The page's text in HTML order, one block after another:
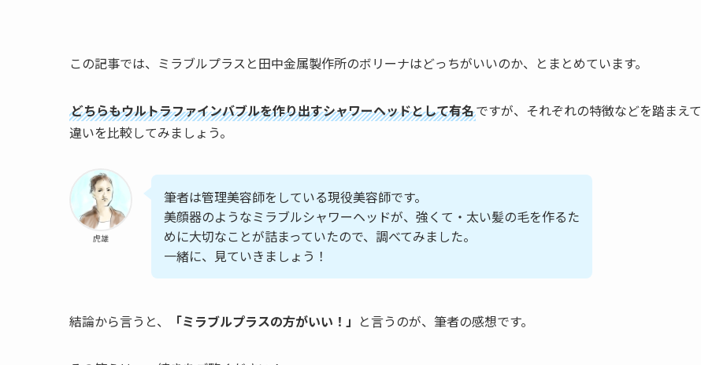
この記事では、ミラブルプラスと田中金属製作所のボリーナはどっちがいいのか、とまとめています。
どちらもウルトラファインバブルを作り出すシャワーヘッドとして有名ですが、それぞれの特徴などを踏まえて
違いを比較してみましょう。
虎雄
筆者は管理美容師をしている現役美容師です。
美顔器のようなミラブルシャワーヘッドが、強くて・太い髪の毛を作るた
めに大切なことが詰まっていたので、調べてみました。
一緒に、見ていきましょう！
結論から言うと、 「ミラブルプラスの方がいい！」 と言うのが、筆者の感想です。